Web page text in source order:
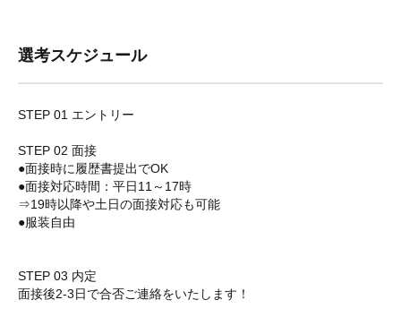
選考スケジュール
STEP 01 エントリー
STEP 02 面接
●面接時に履歴書提出でOK
●面接対応時間：平日11～17時
⇒19時以降や土日の面接対応も可能
●服装自由
STEP 03 内定
面接後2-3日で合否ご連絡をいたします！